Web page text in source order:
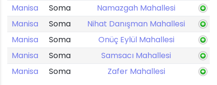
Manisa
Soma
Namazgah Mahallesi
Manisa
Soma
Nihat Danışman Mahallesi
Manisa
Soma
Onüç Eylül Mahallesi
Manisa
Soma
Samsacı Mahallesi
Manisa
Soma Zafer Mahallesi